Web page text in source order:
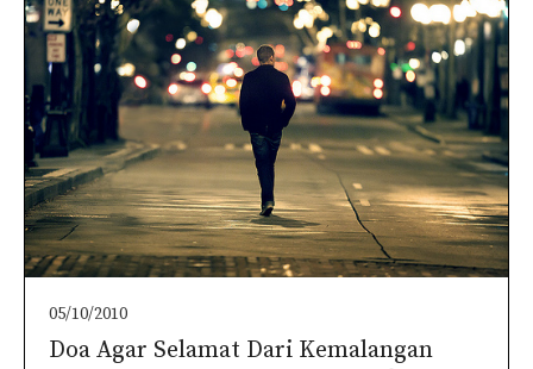
05/10/2010
Doa Agar Selamat Dari Kemalangan